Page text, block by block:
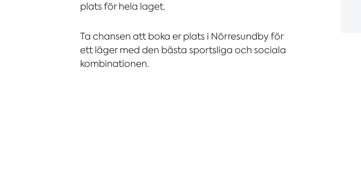
plats för hela laget.
Ta chansen att boka er plats i Nörresundby för
ett läger med den bästa sportsliga och sociala
kombinationen.